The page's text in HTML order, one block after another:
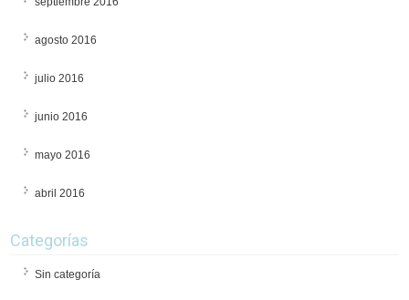
agosto 2016
julio 2016
junio 2016
mayo 2016
abril 2016
Categorías
Sin categoría